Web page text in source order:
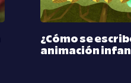
¿Cómo se
animación